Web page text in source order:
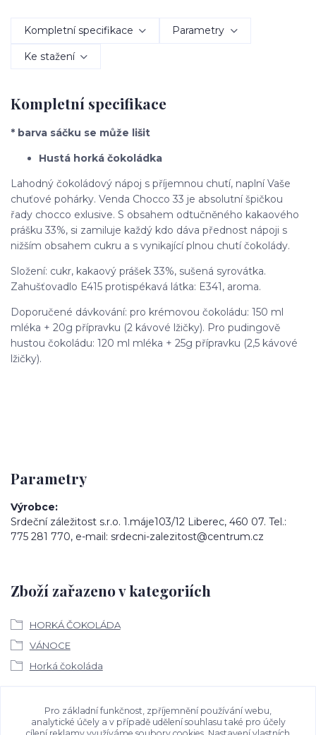
Kompletní specifikace Parametry
Ke stažení
Kompletní specifikace
* barva sáčku se může lišit
Hustá horká čokoládka
Lahodný čokoládový nápoj s příjemnou chutí, naplní Vaše
chuťové pohárky. Venda Chocco 33 je absolutní špičkou
řady chocco exlusive. S obsahem odtučněného kakaového
prášku 33%, si zamiluje každý kdo dáva přednost nápoji s
nižším obsahem cukru a s vynikající plnou chutí čokolády.
Složení: cukr, kakaový prášek 33%, sušená syrovátka.
Zahušťovadlo E415 protispékavá látka: E341, aroma.
Doporučené dávkování: pro krémovou čokoládu: 150 ml
mléka + 20g přípravku (2 kávové lžičky). Pro pudingově
hustou čokoládu: 120 ml mléka + 25g přípravku (2,5 kávové
lžičky).
Parametry
Výrobce
Srdeční záležitost s.r.o. 1.máje103/12 Liberec, 460 07. Tel.:
775 281 770, e-mail: srdecni-zalezitost@centrum.cz
Zboží zařazeno v kategoriích
HORKÁ ČOKOLÁDA
VÁNOCE
Horká čokoláda
Ke stažení
Pro základní funkčnost, zpříjemnění používání webu,
analytické účely a v případě udělení souhlasu také pro účely